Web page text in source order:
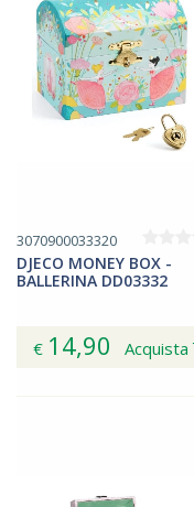
3070900033320
DJECO MONEY BOX -
BALLERINA DD03332
€ 14,90 Acquista